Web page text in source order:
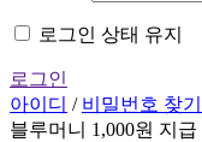
로그인 상태 유지
로그인
아이디 / 비밀번호 찾기
블루머니 1,000원 지급